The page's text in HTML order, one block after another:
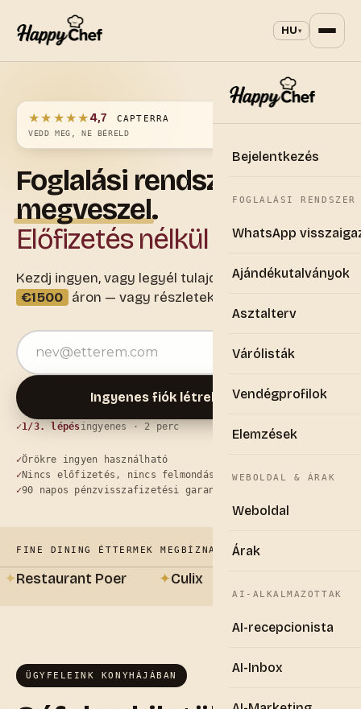
HU ▾
Bejelentkezés
FOGLALÁSI RENDSZER
WhatsApp
Ajándékutalványok
Asztalterv
Várólisták
Vendégprofilok
Elemzések
WEBOLDAL & ÁRAK
Weboldal
Árak
AI-ALKALMAZOTTAK
AI-recepcionista
AI-Inbox
★★★★★4,7 CAPTERRA
VEDD MEG, NE BÉRELD
Foglalási rendszer,
megveszel.
Előfizetés nélkül
Kezdj ingyen, vagy legyél tulajdonos egyszeri
€1500 áron — vagy részletekben €49/hó-tól
E-mail-cím
Ingyenes fiók létrehozása→
1/3. lépésingyenes · 2 perc
Örökre ingyen használható
Nincs előfizetés, nincs felmondási idő
90 napos pénzvisszafizetési garancia
FINE DINING ÉTTERMEK MEGBÍZNAK BENNÜNK
Poer Culix
ÜGYFELEINK KONYHÁJÁBAN